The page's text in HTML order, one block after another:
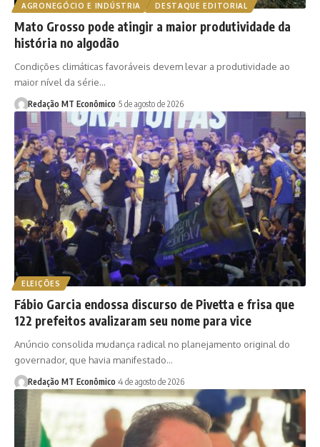
AGRONEGÓCIO E INDÚSTRIA DESTAQUE EDITORIAL
Mato Grosso pode atingir a maior produtividade da
história no algodão
Condições climáticas favoráveis devem levar a produtividade ao
maior nível da série…
Redação MT Econômico 5 de agosto de 2026
ELEIÇÕES
Fábio Garcia endossa discurso de Pivetta e frisa que
122 prefeitos avalizaram seu nome para vice
Anúncio consolida mudança radical no planejamento original do
governador, que havia manifestado…
Redação MT Econômico 4 de agosto de 2026